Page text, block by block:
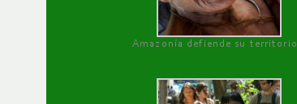
Amazonía defiende su territorio